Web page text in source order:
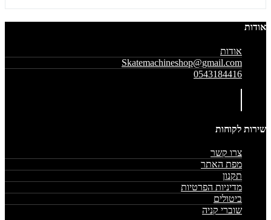
אודות
אודות
Skatemachineshop@gmail.com
0543184416
שירות לקוחות
צרו קשר
מפת האתר
תקנון
מדיניות הפרטיות
ביטולים
שוברי קניה